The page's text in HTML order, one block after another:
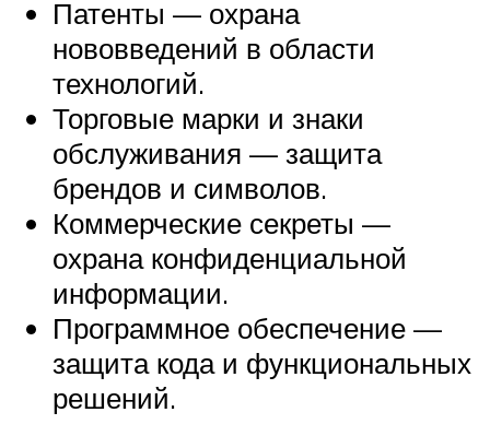
Патенты — охрана
нововведений в области
технологий.
Торговые марки и знаки
обслуживания — защита
брендов и символов.
Коммерческие секреты —
охрана конфиденциальной
информации.
Программное обеспечение —
защита кода и функциональных
решений.